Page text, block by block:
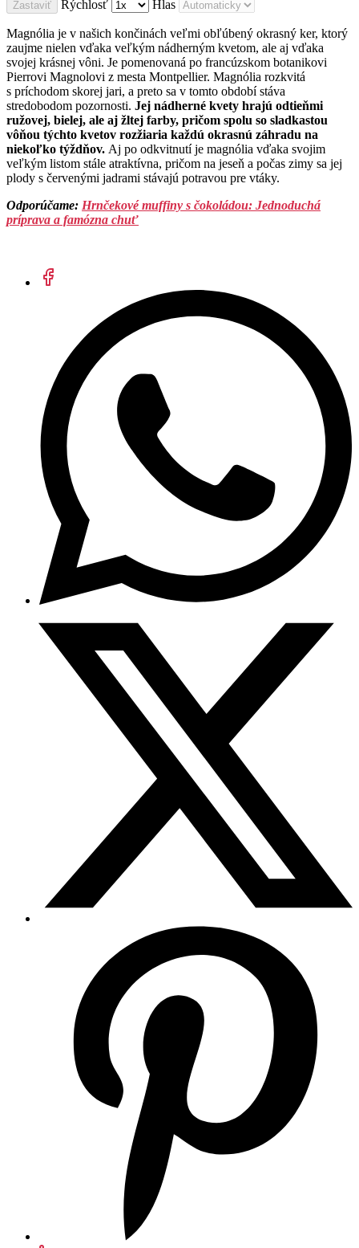
Zastaviť Rýchlosť Hlas
Magnólia je v našich končinách veľmi obľúbený okrasný ker, ktorý
zaujme nielen vďaka veľkým nádherným kvetom, ale aj vďaka
svojej krásnej vôni. Je pomenovaná po francúzskom botanikovi
Pierrovi Magnolovi z mesta Montpellier. Magnólia rozkvitá
s príchodom skorej jari, a preto sa v tomto období stáva
stredobodom pozornosti. Jej nádherné kvety hrajú odtieňmi
ružovej, bielej, ale aj žltej farby, pričom spolu so sladkastou
vôňou týchto kvetov rozžiaria každú okrasnú záhradu na
niekoľko týždňov. Aj po odkvitnutí je magnólia vďaka svojim
veľkým listom stále atraktívna, pričom na jeseň a počas zimy sa jej
plody s červenými jadrami stávajú potravou pre vtáky.
Odporúčame: Hrnčekové muffiny s čokoládou: Jednoduchá
príprava a famózna chuť